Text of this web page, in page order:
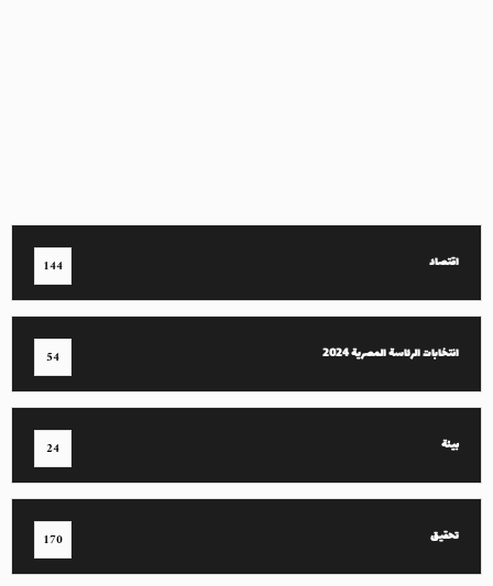
اقتصاد 144
انتخابات الرئاسة المصرية 2024 54
بيئة 24
تحقيق 170